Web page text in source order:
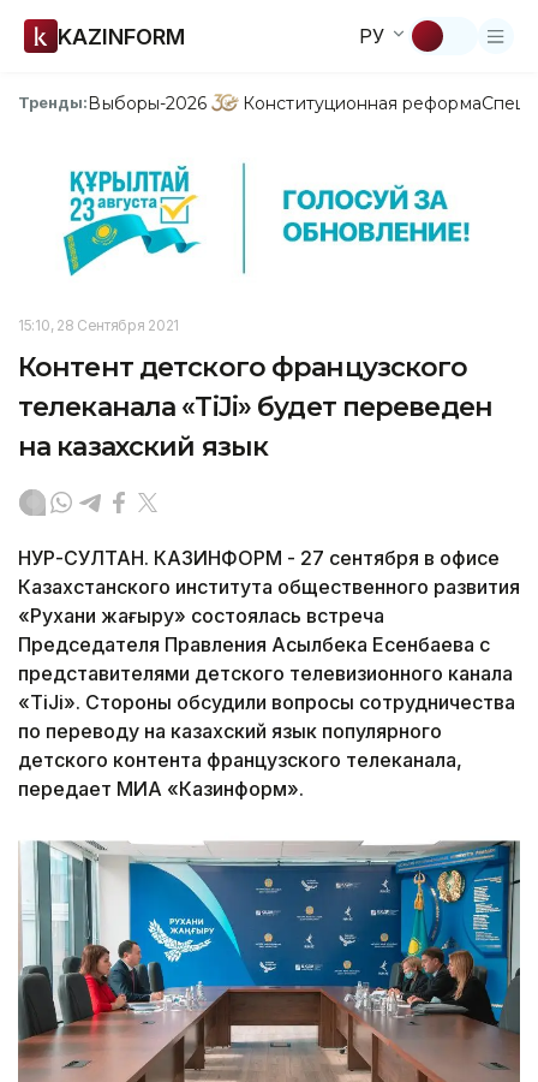
KAZINFORM РУ
Тренды:Выборы-2026 Конституционная реформа
15:10, 28 Сентября 2021
Контент детского французского
телеканала «TiJi» будет переведен
на казахский язык
НУР-СУЛТАН. КАЗИНФОРМ - 27 сентября в офисе
Казахстанского института общественного развития
«Рухани жаңғыру» состоялась встреча
Председателя Правления Асылбека Есенбаева с
представителями детского телевизионного канала
«TiJi». Стороны обсудили вопросы сотрудничества
по переводу на казахский язык популярного
детского контента французского телеканала,
передает МИА «Казинформ».